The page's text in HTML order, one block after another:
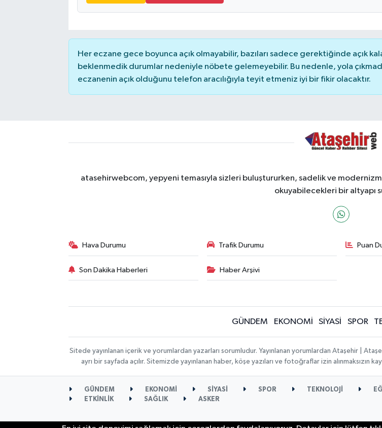
Her eczane gece boyunca açık olmayabilir, bazıları sadece gerektiğinde açık
beklenmedik durumlar nedeniyle nöbete gelemeyebilir. Bu nedenle, yola
eczanenin açık olduğunu telefon aracılığıyla teyit etmeniz iyi bir fikir olacaktır.
atasehirwebcom, yepyeni temasıyla sizleri buluştururken, sadelik ve
okuyabilecekleri bir altyapı
Hava Durumu Trafik Durumu Puan
Son Dakika Haberleri Haber Arşivi
GÜNDEM EKONOMİ SİYASİ SPOR
Sitede yayınlanan içerik ve yorumlardan yazarları sorumludur. Yayınlanan yorumlardan Ataşehir |
ayrı bir sayfada açılır. Sitemizde yayınlanan haber, köşe yazıları ve fotoğraflar izin alınmaksızın
GÜNDEM EKONOMİ SİYASİ SPOR TEKNOLOJİ
ETKİNLİK
SAĞLIK ASKER